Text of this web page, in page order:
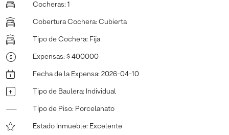
Cocheras: 1
Cobertura Cochera: Cubierta
Tipo de Cochera: Fija
Expensas: $ 400000
Fecha de la Expensa: 2026-04-10
Tipo de Baulera: Individual
Tipo de Piso: Porcelanato
Estado Inmueble: Excelente